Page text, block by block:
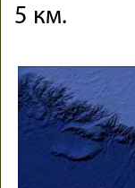
5 км.